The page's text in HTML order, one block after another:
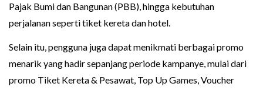
Pajak Bumi dan Bangunan (PBB), hingga kebutuhan
perjalanan seperti tiket kereta dan hotel.
Selain itu, pengguna juga dapat menikmati berbagai promo
menarik yang hadir sepanjang periode kampanye, mulai dari
promo Tiket Kereta & Pesawat, Top Up Games, Voucher